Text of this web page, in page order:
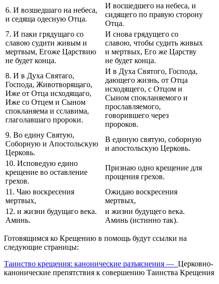
6. И возшедшаго на небеса,
и седяща одесную Отца.
И восшедшего на небеса, и
сидящего по правую сторону
Отца.
7. И паки грядущаго со
славою судити живым и
мертвым, Егоже Царствию
не будет конца.
И снова грядущего со
славою, чтобы судить живых
и мертвых, Его же Царству
не будет конца.
8. И в Духа Святаго,
Господа, Животворящаго,
Иже от Отца исходящаго,
Иже со Отцем и Сыном
спокланяема и сславима,
глаголавшаго пророки.
И в Духа Святого, Господа,
дающего жизнь, от Отца
исходящего, с Отцом и
Сыном спокланяемого и
прославляемого,
говорившего через
пророков.
9. Во едину Святую,
Соборную и Апостольскую
Церковь.
В единую святую, соборную
и апостольскую Церковь.
10. Исповедую едино
крещение во оставление
грехов.
Признаю одно крещение для
прощения грехов.
11. Чаю воскресения
мертвых,
Ожидаю воскресения
мертвых,
12. и жизни будущаго века.
Аминь.
и жизни будущего века.
Аминь (истинно так).
Готовящимся ко Крещению в помощь будут ссылки на
следующие страницы:
Таинство крещения: канонические разъяснения — Церковно-
канонические препятствия к совершению Таинства Крещения